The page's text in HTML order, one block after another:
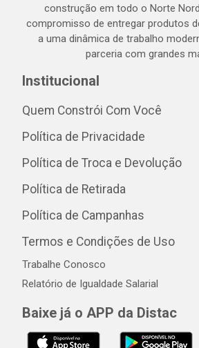
construção em todo o Norte
compromisso de entregar produtos
a uma dinâmica de trabalho
parceria com grandes
Institucional
Quem Constrói Com Você
Política de Privacidade
Política de Troca e Devolução
Política de Retirada
Política de Campanhas
Termos e Condições de Uso
Trabalhe Conosco
Relatório de Igualdade Salarial
Baixe já o APP da Distac